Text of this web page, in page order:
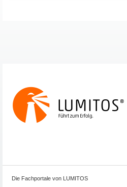
Die Fachportale von LUMITOS